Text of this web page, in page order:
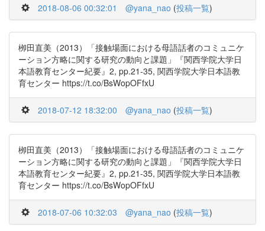
2018-08-06 00:32:01 @yana_nao (投稿一覧)
栁田直美（2013）「接触場面における母語話者のコミュニケ
ーション方略に関する研究の動向と課題」『関西学院大学日
本語教育センター紀要』2, pp.21-35, 関西学院大学日本語教
育センター https://t.co/BsWopOFfxU
2018-07-12 18:32:00 @yana_nao (投稿一覧)
栁田直美（2013）「接触場面における母語話者のコミュニケ
ーション方略に関する研究の動向と課題」『関西学院大学日
本語教育センター紀要』2, pp.21-35, 関西学院大学日本語教
育センター https://t.co/BsWopOFfxU
2018-07-06 10:32:03 @yana_nao (投稿一覧)